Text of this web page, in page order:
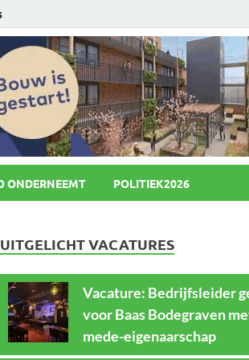
ONDERNEEMT POLITIEK2026
UITGELICHT VACATURES
Vacature: Bedrijfsleider
voor Baas Bodegraven
mede-eigenaarschap